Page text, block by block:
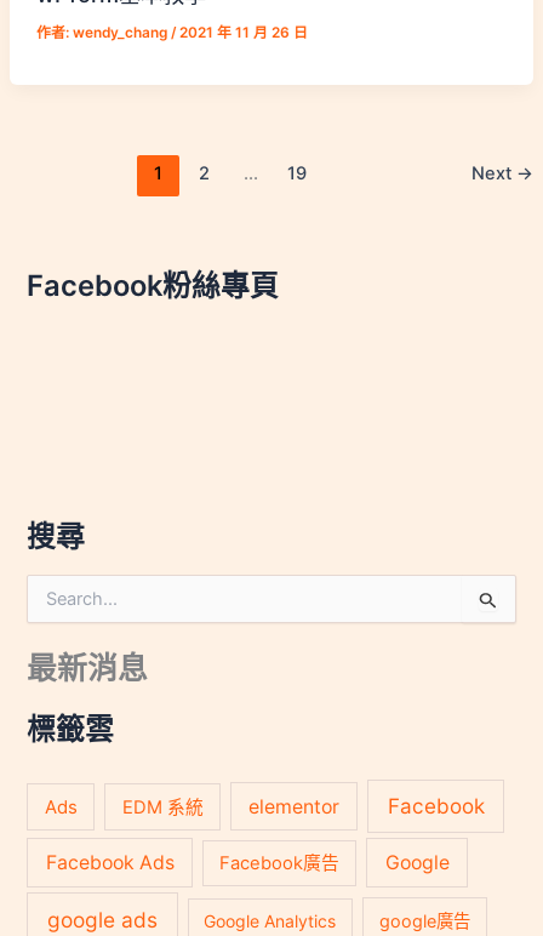
作者: wendy_chang /2021 年 11 月 26 日
1 2 ... 19 Next →
Facebook粉絲專頁
搜尋
尋
鍵
:
最新消息
標籤雲
Ads EDM 系統 elementor Facebook
Facebook Ads Facebook廣告 Google
google ads Google Analytics google廣告